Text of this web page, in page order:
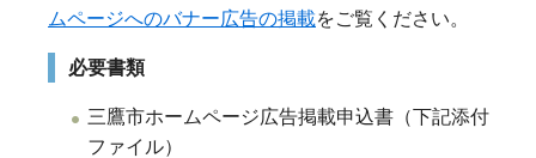
ムページへのバナー広告の掲載をご覧ください。
必要書類
三鷹市ホームページ広告掲載申込書（下記添付
ファイル）